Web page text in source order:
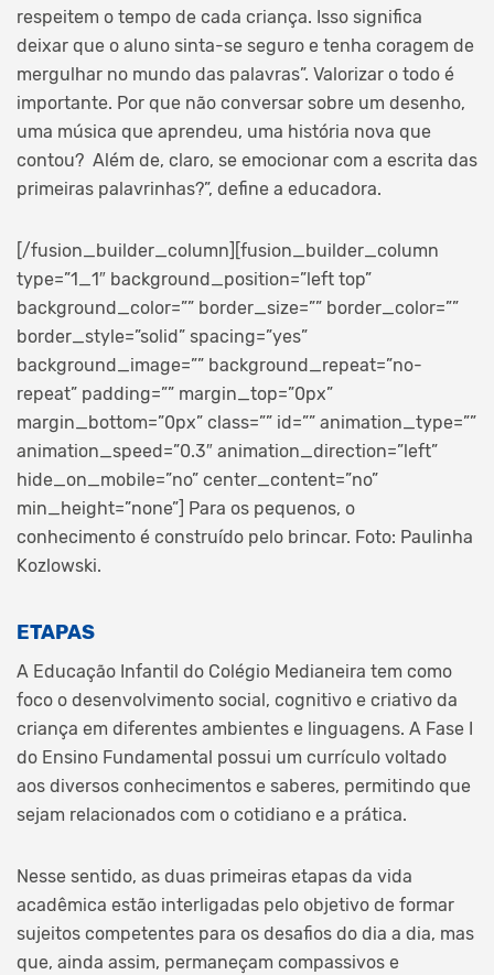
respeitem o tempo de cada criança. Isso significa
deixar que o aluno sinta-se seguro e tenha coragem de
mergulhar no mundo das palavras”. Valorizar o todo é
importante. Por que não conversar sobre um desenho,
uma música que aprendeu, uma história nova que
contou? Além de, claro, se emocionar com a escrita das
primeiras palavrinhas?”, define a educadora.
[/fusion_builder_column][fusion_builder_column
type=”1_1″ background_position=”left top”
background_color=”” border_size=”” border_color=””
border_style=”solid” spacing=”yes”
background_image=”” background_repeat=”no-
repeat” padding=”” margin_top=”0px”
margin_bottom=”0px” class=”” id=”” animation_type=””
animation_speed=”0.3″ animation_direction=”left”
hide_on_mobile=”no” center_content=”no”
min_height=”none”]
Para os pequenos, o
conhecimento é construído pelo brincar. Foto: Paulinha
Kozlowski.
ETAPAS
A Educação Infantil do Colégio Medianeira tem como
foco o desenvolvimento social, cognitivo e criativo da
criança em diferentes ambientes e linguagens. A Fase I
do Ensino Fundamental possui um currículo voltado
aos diversos conhecimentos e saberes, permitindo que
sejam relacionados com o cotidiano e a prática.
Nesse sentido, as duas primeiras etapas da vida
acadêmica estão interligadas pelo objetivo de formar
sujeitos competentes para os desafios do dia a dia, mas
que, ainda assim, permaneçam compassivos e